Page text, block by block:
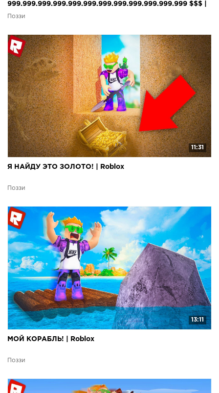
999.999.999.999.999.999.999.999.999.999.999.999 $$$ |
Roblox
Поззи
11:31
Я НАЙДУ ЭТО ЗОЛОТО! | Roblox
Поззи
13:11
МОЙ КОРАБЛЬ! | Roblox
Поззи